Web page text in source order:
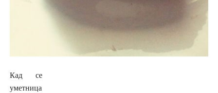
Кад се
уметница